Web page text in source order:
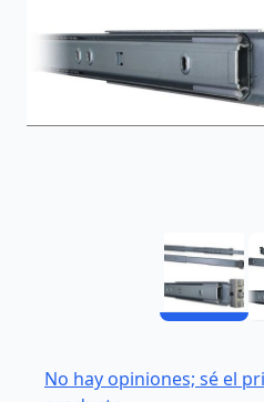
No hay opiniones; sé el